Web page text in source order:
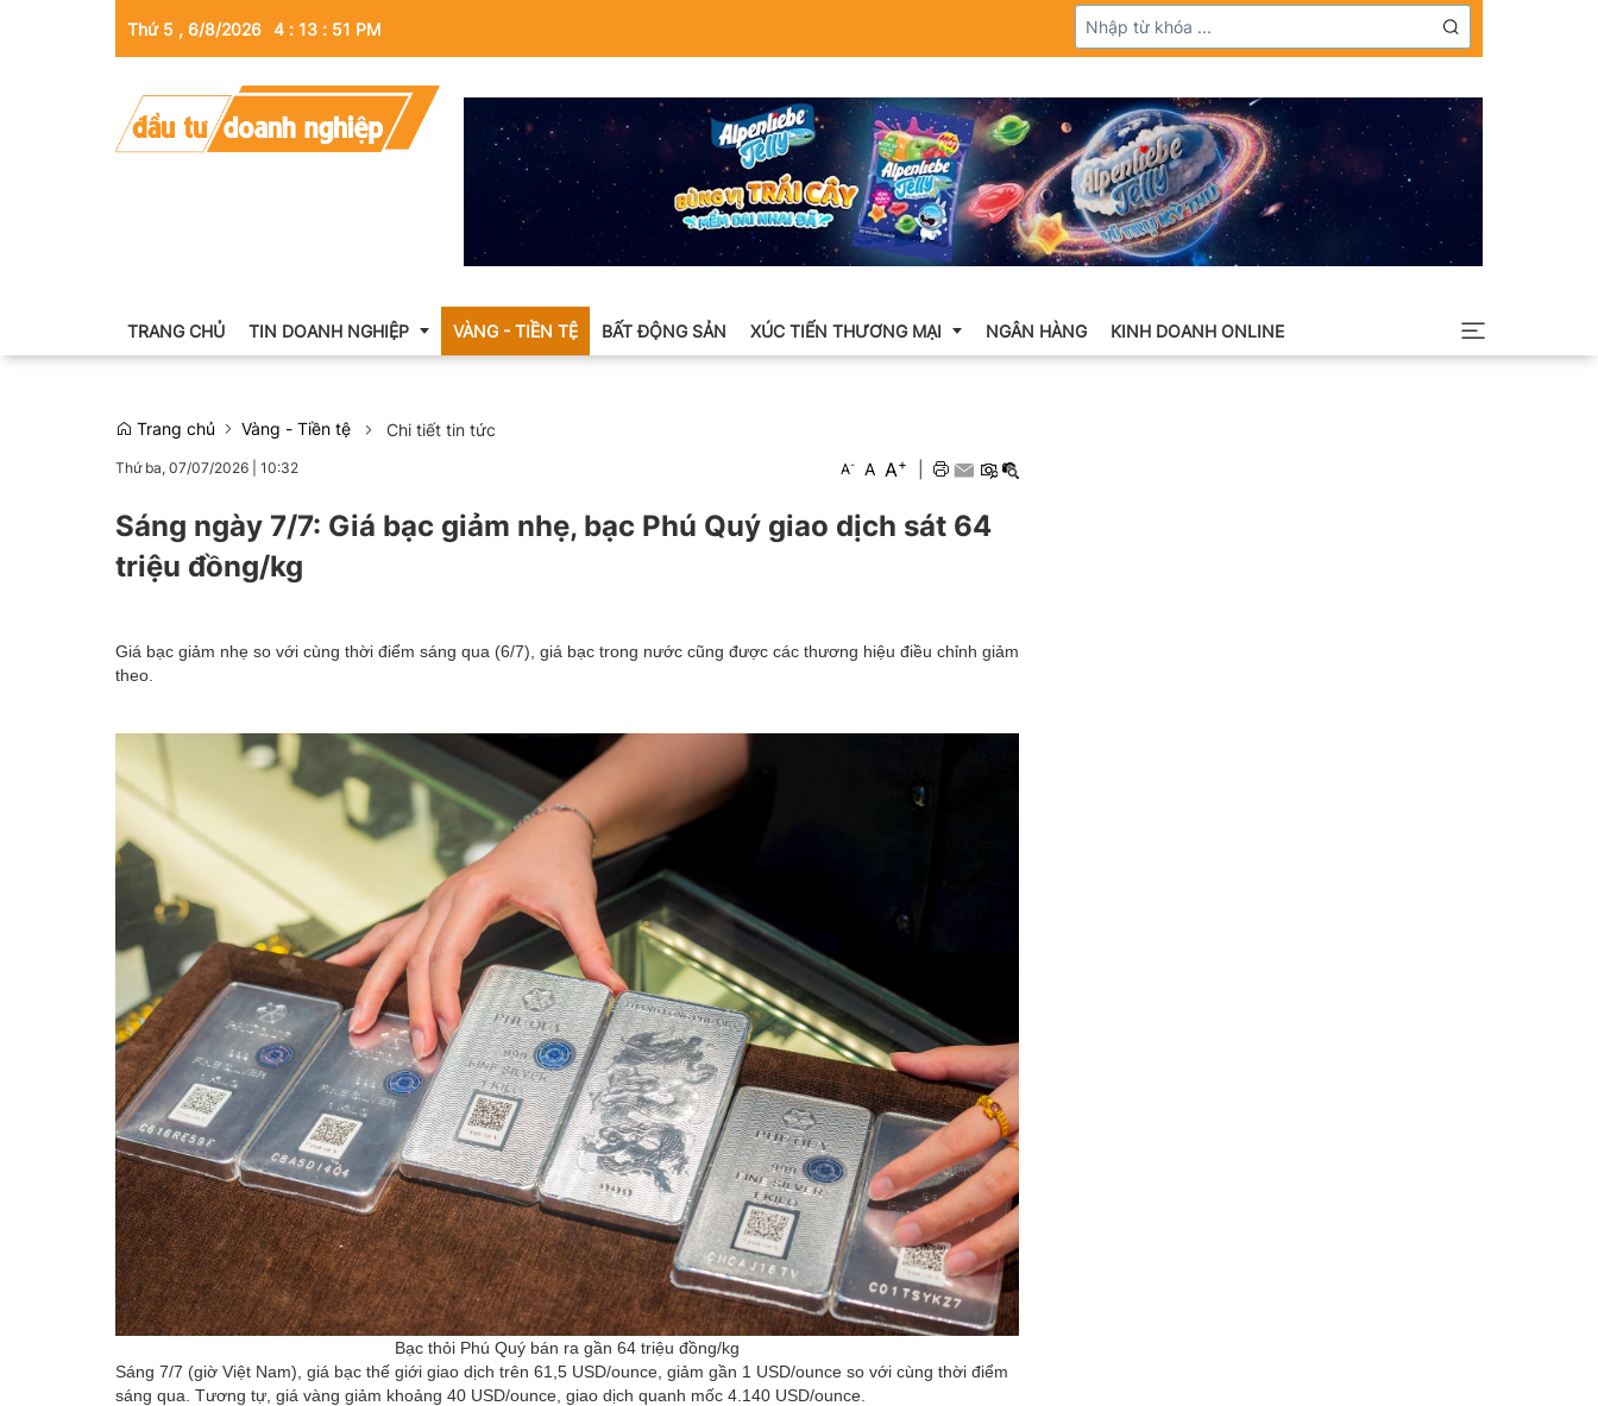
Thứ 5 , 6/8/2026 4 : 13 : 52 PM
TRANG CHỦ TIN DOANH NGHIỆP
Thông tin doanh nghiệp
Kinh tế tài chính
Emagazine
VÀNG - TIỀN TỆ BẤT ĐỘNG SẢN XÚC TIẾN THƯƠNG MẠI
Hội chợ triển lãm
NGÂN HÀNG KINH DOANH ONLINE
Trang chủ Vàng - Tiền tệ Chi tiết tin tức
Thứ ba, 07/07/2026 10:32 A- A A+
Sáng ngày 7/7: Giá bạc giảm nhẹ, bạc Phú Quý giao dịch sát 64
triệu đồng/kg
Giá bạc giảm nhẹ so với cùng thời điểm sáng qua (6/7), giá bạc trong nước cũng được các thương hiệu điều chỉnh giảm
theo.
Bạc thỏi Phú Quý bán ra gần 64 triệu đồng/kg
Sáng 7/7 (giờ Việt Nam), giá bạc thế giới giao dịch trên 61,5 USD/ounce, giảm gần 1 USD/ounce so với cùng thời điểm
sáng qua. Tương tự, giá vàng giảm khoảng 40 USD/ounce, giao dịch quanh mốc 4.140 USD/ounce.